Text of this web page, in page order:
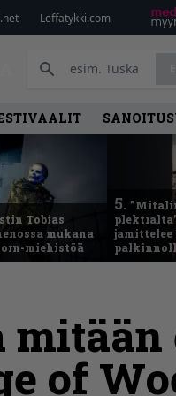
Leffatykki.com
Tobias
mukana
miehistöä
5.
jamittelee
mitään
of